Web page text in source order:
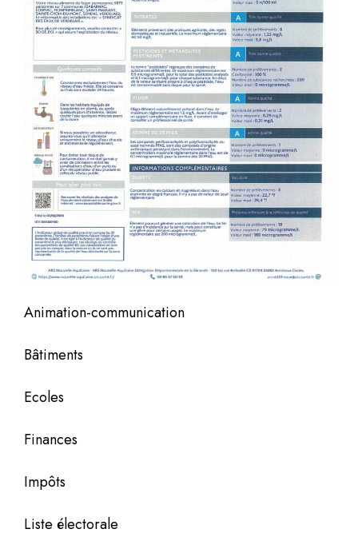
Animation-communication
Bâtiments
Ecoles
Finances
Impôts
Liste électorale